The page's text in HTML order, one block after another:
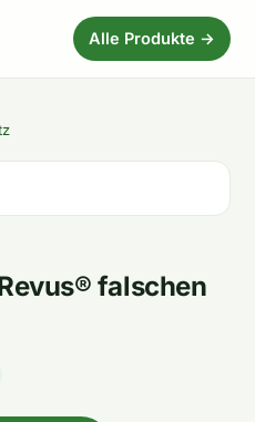
Alle Produkte →
falschen